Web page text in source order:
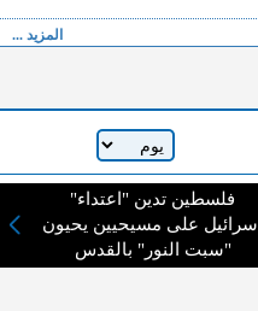
المزيد ...
فلسطين تدين "اعتداء"
إسرائيل على مسيحيين يحيون
"سبت النور" بالقدس